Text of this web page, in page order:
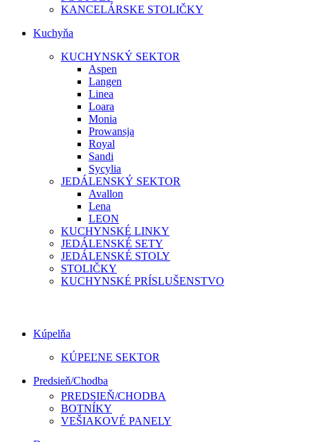
KANCELÁRSKE STOLIČKY
Kuchyňa
KUCHYNSKÝ SEKTOR
Aspen
Langen
Linea
Loara
Monia
Prowansja
Royal
Sandi
Sycylia
JEDÁLENSKÝ SEKTOR
Avallon
Lena
LEON
KUCHYNSKÉ LINKY
JEDÁLENSKÉ SETY
JEDÁLENSKÉ STOLY
STOLIČKY
KUCHYNSKÉ PRÍSLUŠENSTVO
Kúpelňa
KÚPEĽNE SEKTOR
Predsieň/Chodba
PREDSIEŇ/CHODBA
BOTNÍKY
VEŠIAKOVÉ PANELY